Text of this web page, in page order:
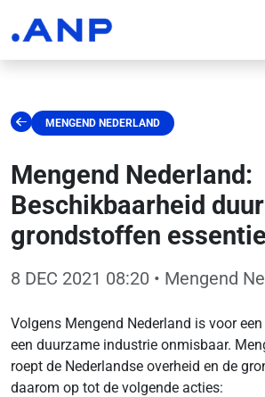
MENGEND NEDERLAND
Mengend Nederland:
Beschikbaarheid
grondstoffen
8 DEC 2021 08:20 • Mengend
Volgens Mengend Nederland is voor
een duurzame industrie onmisbaar.
roept de Nederlandse overheid en de
daarom op tot de volgende acties: